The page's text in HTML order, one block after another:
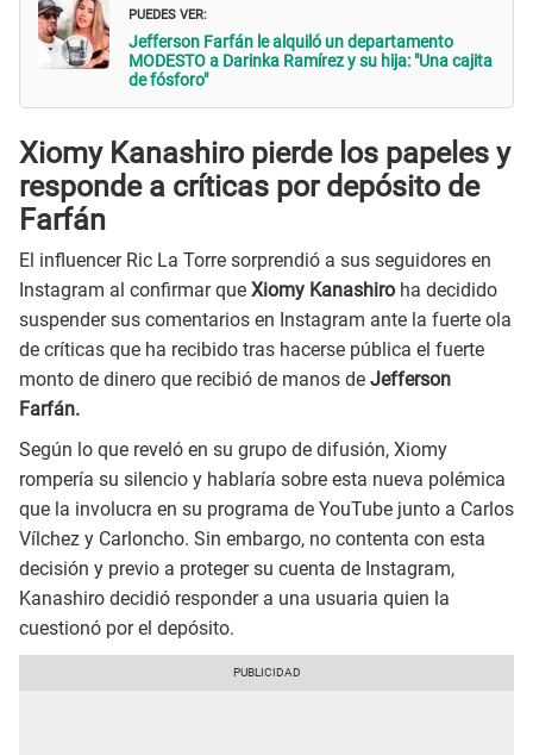
PUEDES VER:
Jefferson Farfán le alquiló un departamento
MODESTO a Darinka Ramírez y su hija: "Una cajita
de fósforo"
Xiomy Kanashiro pierde los papeles y
responde a críticas por depósito de
Farfán
El influencer Ric La Torre sorprendió a sus seguidores en
Instagram al confirmar que Xiomy Kanashiro ha decidido
suspender sus comentarios en Instagram ante la fuerte ola
de críticas que ha recibido tras hacerse pública el fuerte
monto de dinero que recibió de manos de Jefferson
Farfán.
Según lo que reveló en su grupo de difusión, Xiomy
rompería su silencio y hablaría sobre esta nueva polémica
que la involucra en su programa de YouTube junto a Carlos
Vílchez y Carloncho. Sin embargo, no contenta con esta
decisión y previo a proteger su cuenta de Instagram,
Kanashiro decidió responder a una usuaria quien la
cuestionó por el depósito.